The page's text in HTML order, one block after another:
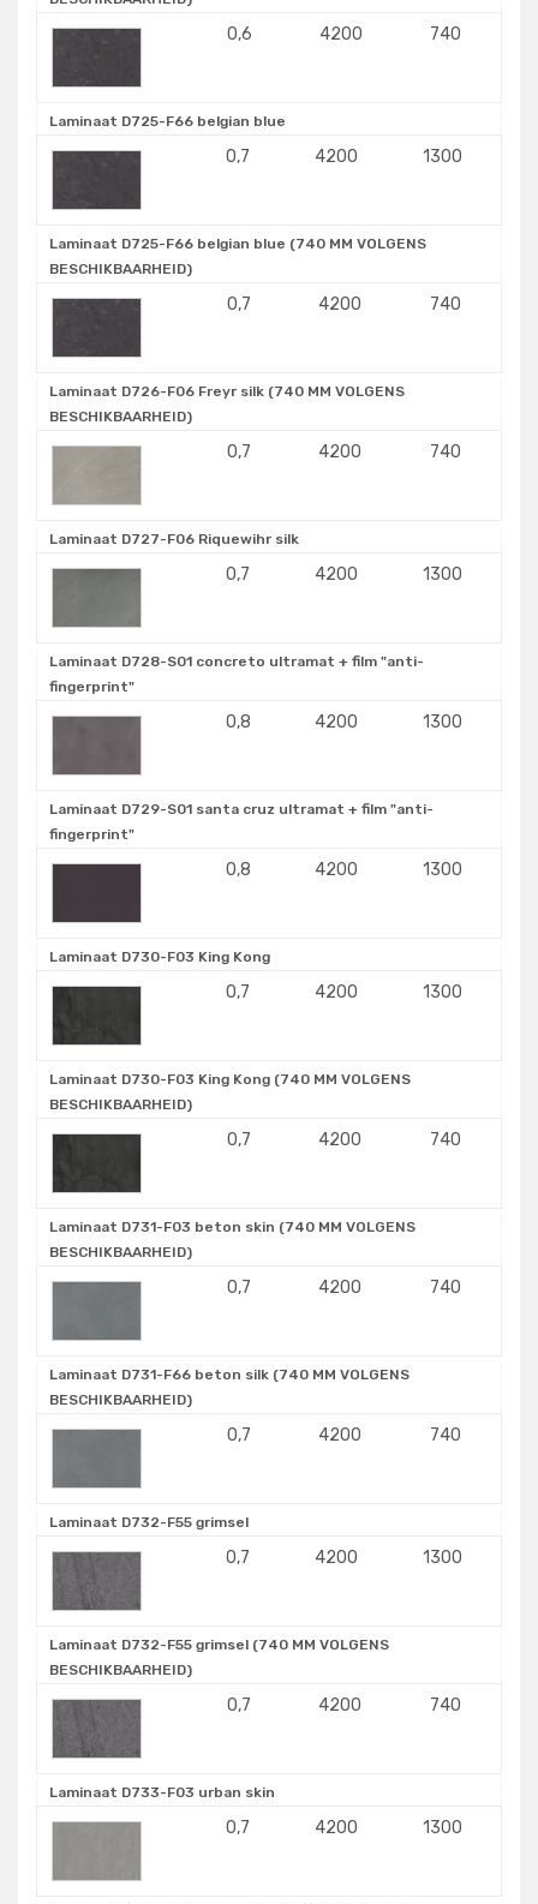
0,6 4200 740
Laminaat D725-F66 belgian blue
0,7 4200 1300
Laminaat D725-F66 belgian blue (740 MM VOLGENS
BESCHIKBAARHEID)
0,7 4200 740
Laminaat D726-F06 Freyr silk (740 MM VOLGENS
BESCHIKBAARHEID)
0,7 4200 740
Laminaat D727-F06 Riquewihr silk
0,7 4200 1300
Laminaat D728-S01 concreto ultramat + film "anti-
fingerprint"
0,8 4200 1300
Laminaat D729-S01 santa cruz ultramat + film "anti-
fingerprint"
0,8 4200 1300
Laminaat D730-F03 King Kong
0,7 4200 1300
Laminaat D730-F03 King Kong (740 MM VOLGENS
BESCHIKBAARHEID)
0,7 4200 740
Laminaat D731-F03 beton skin (740 MM VOLGENS
BESCHIKBAARHEID)
0,7 4200 740
Laminaat D731-F66 beton silk (740 MM VOLGENS
BESCHIKBAARHEID)
0,7 4200 740
Laminaat D732-F55 grimsel
0,7 4200 1300
Laminaat D732-F55 grimsel (740 MM VOLGENS
BESCHIKBAARHEID)
0,7 4200 740
Laminaat D733-F03 urban skin
0,7 4200 1300